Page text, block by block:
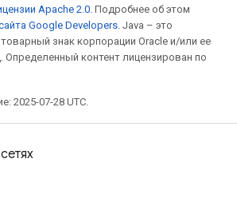
Apache 2.0. Подробнее об этом
Google Developers. Java – это
знак корпорации Oracle и/или ее
контент лицензирован по
2025-07-28 UTC.